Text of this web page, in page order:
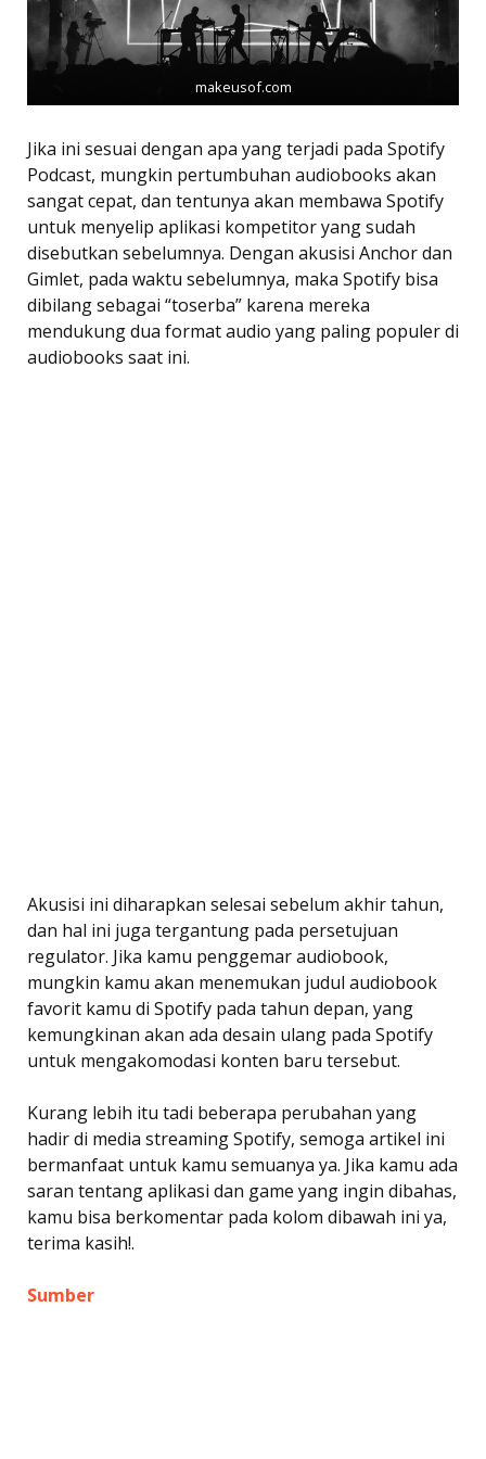
makeusof.com
Jika ini sesuai dengan apa yang terjadi pada Spotify
Podcast, mungkin pertumbuhan audiobooks akan
sangat cepat, dan tentunya akan membawa Spotify
untuk menyelip aplikasi kompetitor yang sudah
disebutkan sebelumnya. Dengan akusisi Anchor dan
Gimlet, pada waktu sebelumnya, maka Spotify bisa
dibilang sebagai “toserba” karena mereka
mendukung dua format audio yang paling populer di
audiobooks saat ini.
Akusisi ini diharapkan selesai sebelum akhir tahun,
dan hal ini juga tergantung pada persetujuan
regulator. Jika kamu penggemar audiobook,
mungkin kamu akan menemukan judul audiobook
favorit kamu di Spotify pada tahun depan, yang
kemungkinan akan ada desain ulang pada Spotify
untuk mengakomodasi konten baru tersebut.
Kurang lebih itu tadi beberapa perubahan yang
hadir di media streaming Spotify, semoga artikel ini
bermanfaat untuk kamu semuanya ya. Jika kamu ada
saran tentang aplikasi dan game yang ingin dibahas,
kamu bisa berkomentar pada kolom dibawah ini ya,
terima kasih!.
Sumber